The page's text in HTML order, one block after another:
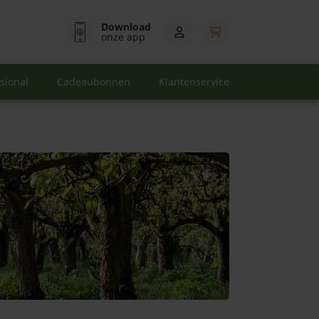
Download
onze app
Cadeaubonnen Klantenservice